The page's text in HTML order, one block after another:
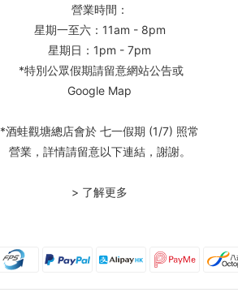
營業時間：
星期一至六：11am - 8pm
星期日：1pm - 7pm
*特別公眾假期請留意網站公告或
Google Map
*酒蛙觀塘總店會於 七一假期 (1/7) 照常
營業，詳情請留意以下連結，謝謝。
> 了解更多